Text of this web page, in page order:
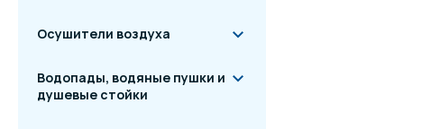
Осушители воздуха
Водопады, водяные пушки и
душевые стойки